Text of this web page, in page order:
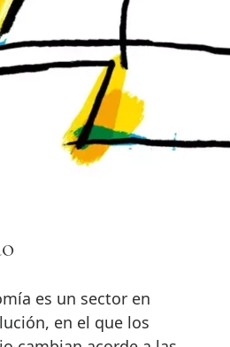
es un sector en
en el que los